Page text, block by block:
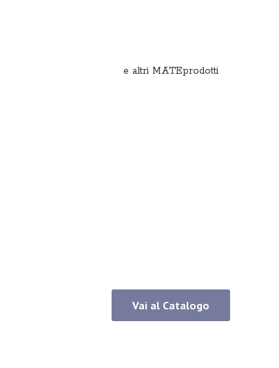
e altri MATEprodotti
Vai al Catalogo